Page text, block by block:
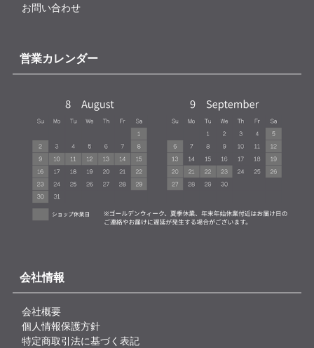
お問い合わせ
営業カレンダー
会社情報
会社概要
個人情報保護方針
特定商取引法に基づく表記